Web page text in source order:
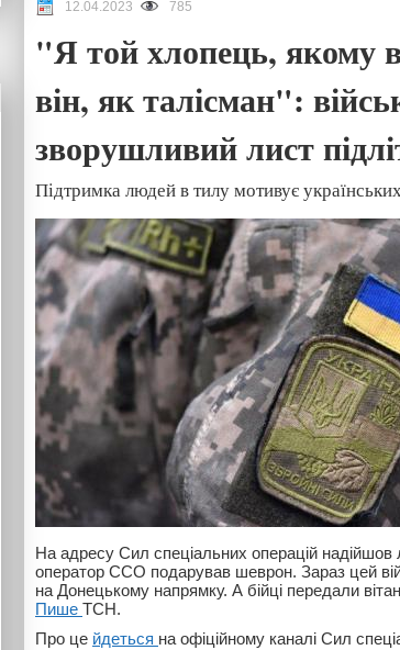
12.04.2023 785
"Я той хлопець, якому
він, як талісман":
зворушливий лист
Підтримка людей в тилу мотивує
На адресу Сил спеціальних операцій надійшов
оператор ССО подарував шеврон. Зараз цей
на Донецькому напрямку. А бійці передали
Пише ТСН.
Про це йдеться на офіційному каналі Сил